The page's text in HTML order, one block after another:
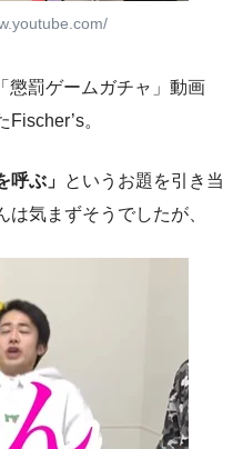
懲罰ゲームガチャ」動画
。
呼ぶ」 というお題を引き当
気まずそうでしたが、